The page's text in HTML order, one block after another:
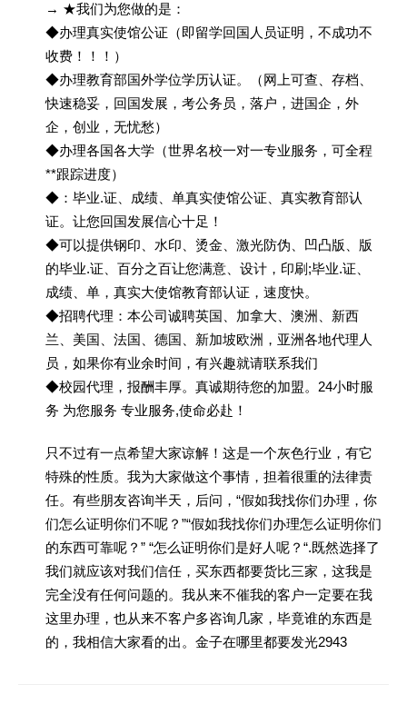
→ ★我们为您做的是：
◆办理真实使馆公证（即留学回国人员证明，不成功不
收费！！！）
◆办理教育部国外学位学历认证。（网上可查、存档、
快速稳妥，回国发展，考公务员，落户，进国企，外
企，创业，无忧愁）
◆办理各国各大学（世界名校一对一专业服务，可全程
**跟踪进度）
◆：毕业.证、成绩、单真实使馆公证、真实教育部认
证。让您回国发展信心十足！
◆可以提供钢印、水印、烫金、激光防伪、凹凸版、版
的毕业.证、百分之百让您满意、设计，印刷;毕业.证、
成绩、单，真实大使馆教育部认证，速度快。
◆招聘代理：本公司诚聘英国、加拿大、澳洲、新西
兰、美国、法国、德国、新加坡欧洲，亚洲各地代理人
员，如果你有业余时间，有兴趣就请联系我们
◆校园代理，报酬丰厚。真诚期待您的加盟。24小时服
务 为您服务 专业服务,使命必赴！
只不过有一点希望大家谅解！这是一个灰色行业，有它
特殊的性质。我为大家做这个事情，担着很重的法律责
任。有些朋友咨询半天，后问，“假如我找你们办理，你
们怎么证明你们不呢？”“假如我找你们办理怎么证明你们
的东西可靠呢？” “怎么证明你们是好人呢？“.既然选择了
我们就应该对我们信任，买东西都要货比三家，这我是
完全没有任何问题的。我从来不催我的客户一定要在我
这里办理，也从来不客户多咨询几家，毕竟谁的东西是
的，我相信大家看的出。金子在哪里都要发光2943